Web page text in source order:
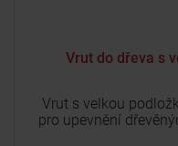
Vrut do dřeva s
Vrut s velkou
pro upevnění